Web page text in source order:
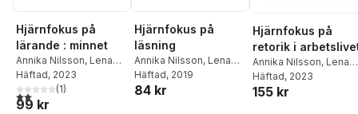
Hjärnfokus på
lärande : minnet
Annika Nilsson, Lena
Winqvist
Häftad, 2023
2,0utav 5 stjärnor. Totalt antal röster:
(1)
99 kr
Hjärnfokus på
läsning
Annika Nilsson, Lena
Winqvist
Häftad, 2019
84 kr
Hjärnfokus på
retorik i
Annika Nilsson, Lena
Winqvist
Häftad, 2023
155 kr